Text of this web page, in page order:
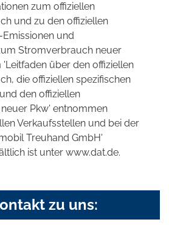
zum offiziellen
und zu den offiziellen
-Emissionen und
Stromverbrauch neuer
'Leitfaden über den offiziellen
die offiziellen spezifischen
den offiziellen
Pkw' entnommen
Verkaufsstellen und bei der
Treuhand GmbH'
ist unter www.dat.de.
zu uns: